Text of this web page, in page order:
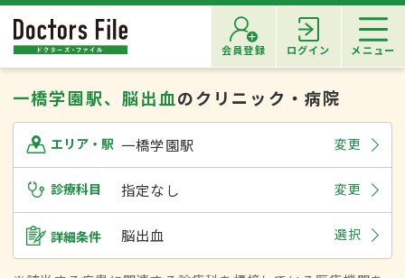
会員登録 ログイン メニュー
一橋学園駅、脳出血のクリニック・病院
エリア・駅 一橋学園駅 変更
診療科目 指定なし 変更
詳細条件 脳出血 選択